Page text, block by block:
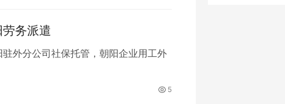
务派遣
外分公司社保托管，朝阳企业用工外
5